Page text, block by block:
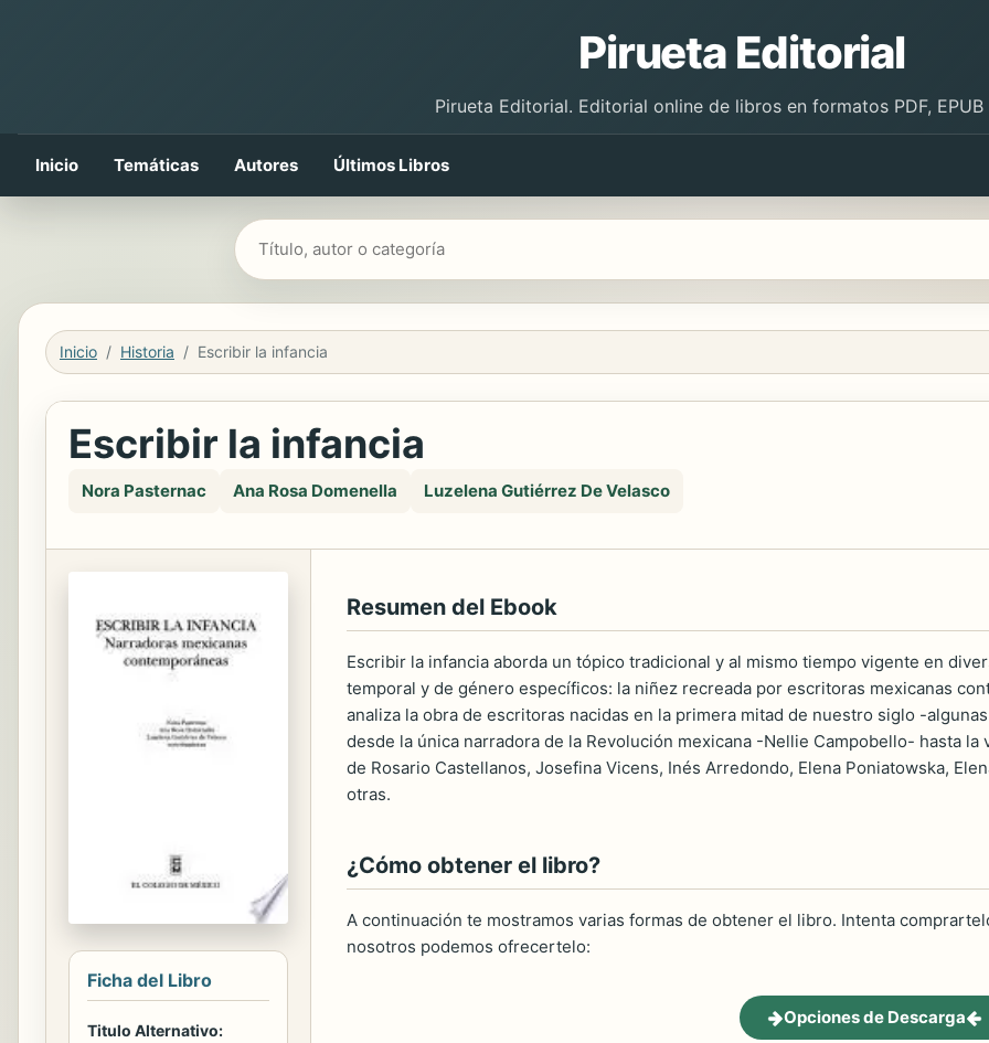
Pirueta Editorial
Pirueta Editorial. Editorial online de libros en formatos PDF, EPUB
Inicio Temáticas Autores Últimos Libros
Buscar libros
Inicio Historia Escribir la infancia
Escribir la infancia
Nora Pasternac Ana Rosa Domenella Luzelena Gutiérrez De Velasco
Ficha del Libro
Titulo Alternativo:
Resumen del Ebook
Escribir la infancia aborda un tópico tradicional y al mismo tiempo vigente en
temporal y de género específicos: la niñez recreada por escritoras mexicanas
analiza la obra de escritoras nacidas en la primera mitad de nuestro siglo -
desde la única narradora de la Revolución mexicana -Nellie Campobello- hasta
de Rosario Castellanos, Josefina Vicens, Inés Arredondo, Elena Poniatowska,
otras.
¿Cómo obtener el libro?
A continuación te mostramos varias formas de obtener el libro. Intenta
nosotros podemos ofrecertelo:
Opciones de Descarga